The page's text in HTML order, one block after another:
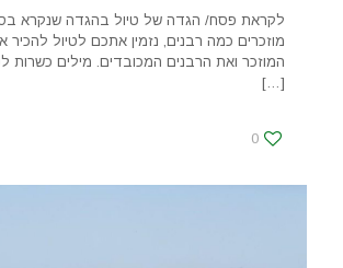
לקראת פסח/ הגדה של טיול בהגדה שנקרא
מוזכרים כמה רבנים, נזמין אתכם לטיול להכיר
המוזכר ואת הרבנים המכובדים. מילים כשרות
[…]
0